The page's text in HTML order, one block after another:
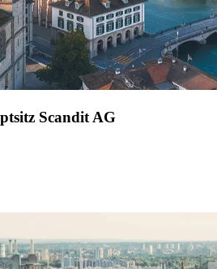
Scandit AG